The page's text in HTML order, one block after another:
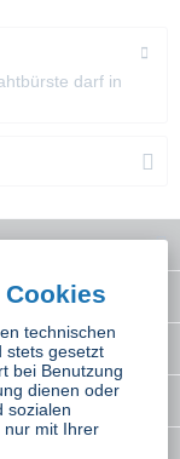
darf in
Cookies
technischen
stets gesetzt
bei Benutzung
dienen oder
sozialen
nur mit Ihrer